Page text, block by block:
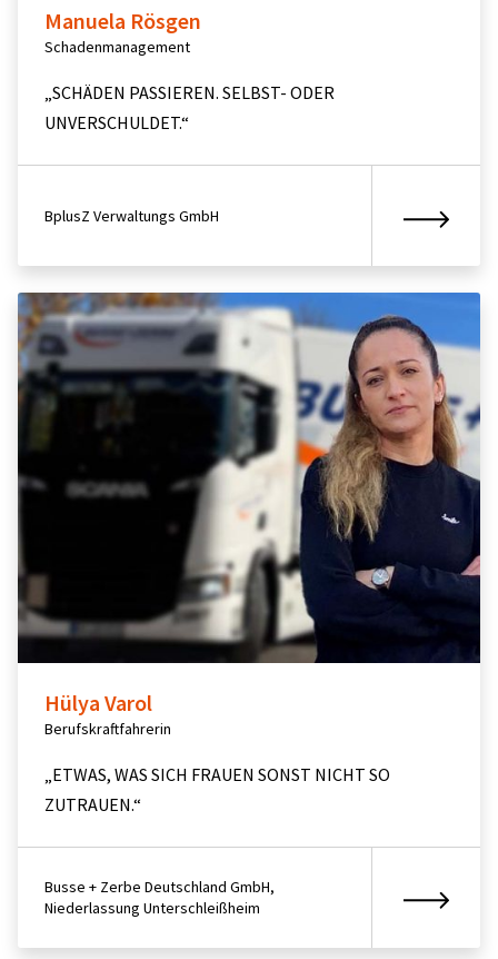
Manuela Rösgen
Schadenmanagement
„SCHÄDEN PASSIEREN. SELBST- ODER
UNVERSCHULDET.“
BplusZ Verwaltungs GmbH
Hülya Varol
Berufskraftfahrerin
„ETWAS, WAS SICH FRAUEN SONST NICHT SO
ZUTRAUEN.“
Busse + Zerbe Deutschland GmbH,
Niederlassung Unterschleißheim